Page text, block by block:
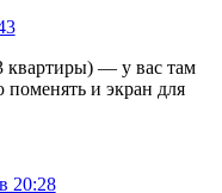
квартиры) — у вас там
и экран для
20:28